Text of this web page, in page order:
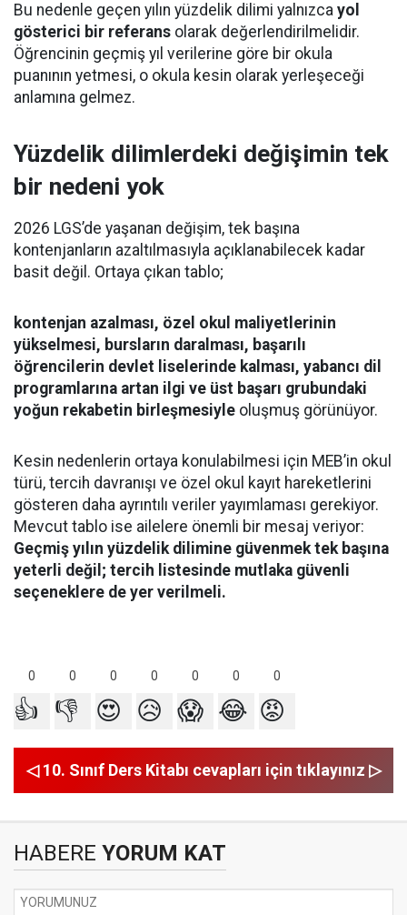
Bu nedenle geçen yılın yüzdelik dilimi yalnızca yol
gösterici bir referans olarak değerlendirilmelidir.
Öğrencinin geçmiş yıl verilerine göre bir okula
puanının yetmesi, o okula kesin olarak yerleşeceği
anlamına gelmez.
Yüzdelik dilimlerdeki değişimin tek
bir nedeni yok
2026 LGS’de yaşanan değişim, tek başına
kontenjanların azaltılmasıyla açıklanabilecek kadar
basit değil. Ortaya çıkan tablo;
kontenjan azalması, özel okul maliyetlerinin
yükselmesi, bursların daralması, başarılı
öğrencilerin devlet liselerinde kalması, yabancı dil
programlarına artan ilgi ve üst başarı grubundaki
yoğun rekabetin birleşmesiyle oluşmuş görünüyor.
Kesin nedenlerin ortaya konulabilmesi için MEB’in okul
türü, tercih davranışı ve özel okul kayıt hareketlerini
gösteren daha ayrıntılı veriler yayımlaması gerekiyor.
Mevcut tablo ise ailelere önemli bir mesaj veriyor:
Geçmiş yılın yüzdelik dilimine güvenmek tek başına
yeterli değil; tercih listesinde mutlaka güvenli
seçeneklere de yer verilmeli.
0 0 0 0 0 0 0
👍 👎 😍 😥 😱 😂 😡
◁ 10. Sınıf Ders Kitabı cevapları için tıklayınız ▷
HABERE YORUM KAT